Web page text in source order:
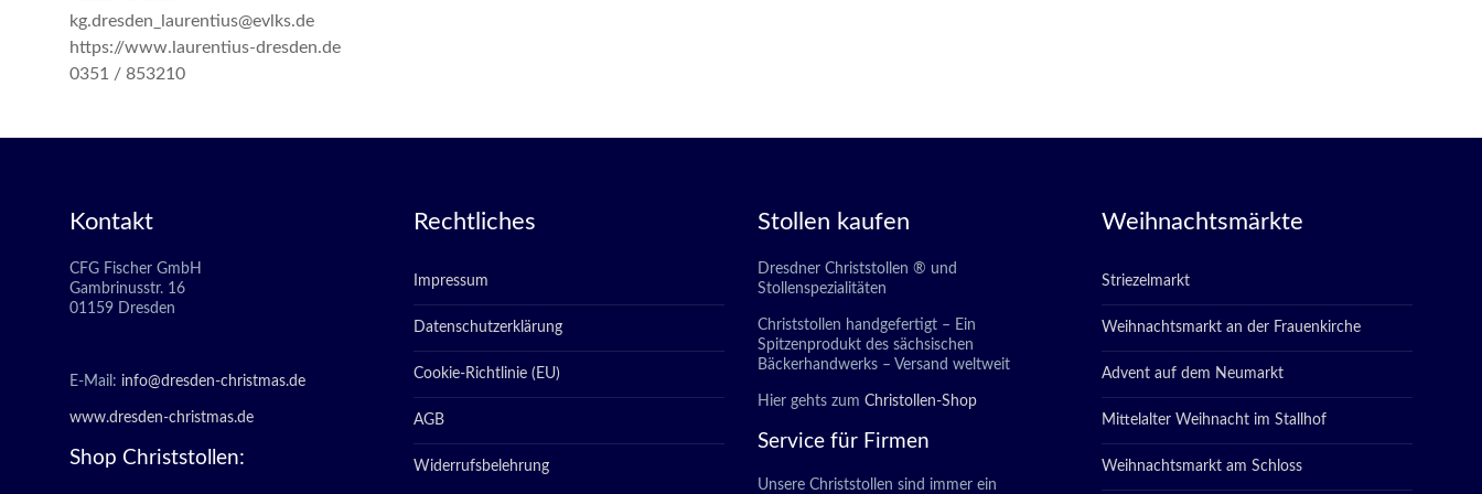
kg.dresden_laurentius@evlks.de
https://www.laurentius-dresden.de
0351 / 853210
Kontakt
CFG Fischer GmbH
Gambrinusstr. 16
01159 Dresden
E-Mail: info@dresden-christmas.de
www.dresden-christmas.de
Shop Christstollen:
Rechtliches
Impressum
Datenschutzerklärung
Cookie-Richtlinie (EU)
AGB
Widerrufsbelehrung
Stollen kaufen
Dresdner Christstollen ® und
Stollenspezialitäten
Christstollen handgefertigt – Ein
Spitzenprodukt des sächsischen
Bäckerhandwerks – Versand weltweit
Hier gehts zum Christollen-Shop
Service für Firmen
Unsere Christstollen sind immer ein
Weihnachtsmärkte
Striezelmarkt
Weihnachtsmarkt an der Frauenkirche
Advent auf dem Neumarkt
Mittelalter Weihnacht im Stallhof
Weihnachtsmarkt am Schloss